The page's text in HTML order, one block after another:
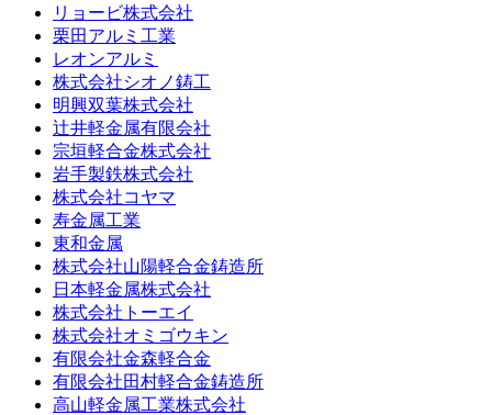
リョービ株式会社
栗田アルミ工業
レオンアルミ
株式会社シオノ鋳工
明興双葉株式会社
辻井軽金属有限会社
宗垣軽合金株式会社
岩手製鉄株式会社
株式会社コヤマ
寿金属工業
東和金属
株式会社山陽軽合金鋳造所
日本軽金属株式会社
株式会社トーエイ
株式会社オミゴウキン
有限会社金森軽合金
有限会社田村軽合金鋳造所
高山軽金属工業株式会社